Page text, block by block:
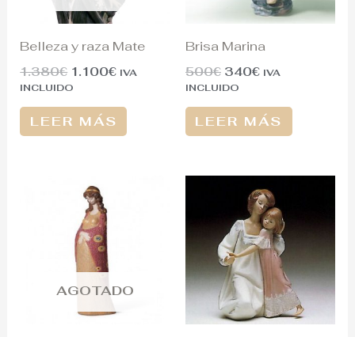
Belleza y raza Mate
1.380€ 1.100€ IVA
INCLUIDO
LEER MÁS
Brisa Marina
500€ 340€ IVA
INCLUIDO
LEER MÁS
AGOTADO